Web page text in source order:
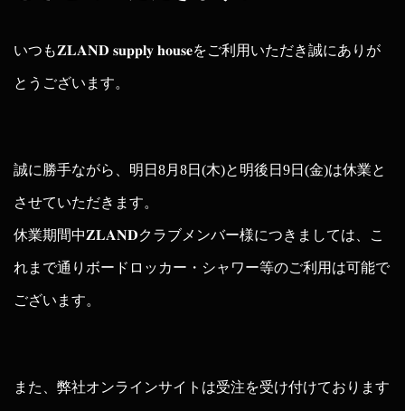
いつも𝐙𝐋𝐀𝐍𝐃 𝐬𝐮𝐩𝐩𝐥𝐲 𝐡𝐨𝐮𝐬𝐞をご利用いただき誠にありが
とうございます。
誠に勝手ながら、明日8月8日(木)と明後日9日(金)は休業と
させていただきます。
休業期間中𝐙𝐋𝐀𝐍𝐃クラブメンバー様につきましては、こ
れまで通りボードロッカー・シャワー等のご利用は可能で
ございます。
また、弊社オンラインサイトは受注を受け付けております